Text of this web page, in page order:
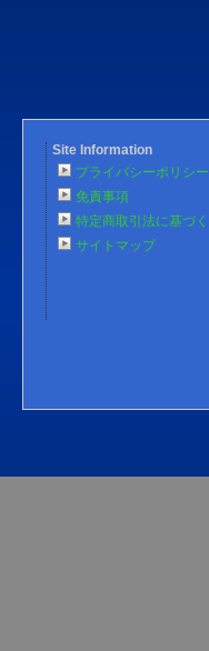
Site Information
プライバシーポリシー
免責事項
特定商取引法に基づ
サイトマップ